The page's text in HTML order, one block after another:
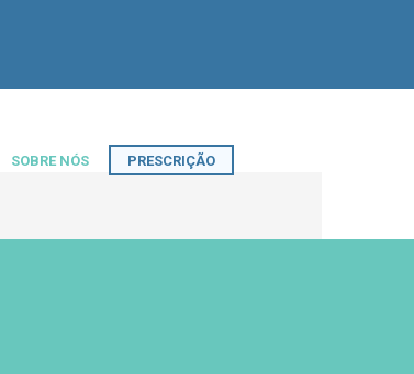
SOBRE NÓS
PRESCRIÇÃO